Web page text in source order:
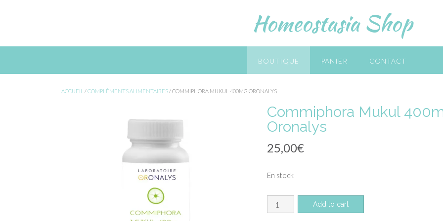
Homeostasia Shop
BOUTIQUE PANIER CONTACT
ACCUEIL /COMPLÉMENTS ALIMENTAIRES/ COMMIPHORA MUKUL 400MG ORONALYS
Commiphora Mukul
Oronalys
25,00€
En stock
quantité
de
Add to cart